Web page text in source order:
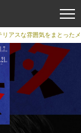
アスな雰囲気をまとった